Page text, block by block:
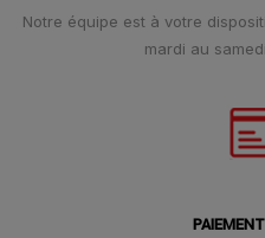
Notre équipe est à votre
mardi au